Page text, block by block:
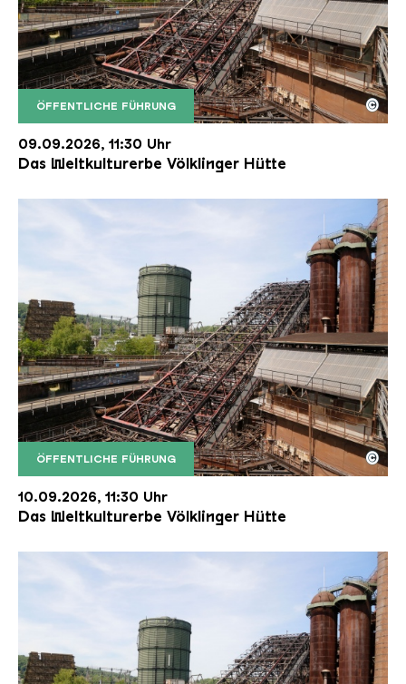
ÖFFENTLICHE FÜHRUNG
Der Erzschrägaufzug der Völklinger Hütte mit
Copyright: Weltkulturerbe Völklinger Hütte | Karl
©
09.09.2026, 11:30 Uhr
Das Weltkulturerbe Völklinger Hütte
ÖFFENTLICHE FÜHRUNG
Der Erzschrägaufzug der Völklinger Hütte mit
Copyright: Weltkulturerbe Völklinger Hütte | Karl
©
10.09.2026, 11:30 Uhr
Das Weltkulturerbe Völklinger Hütte